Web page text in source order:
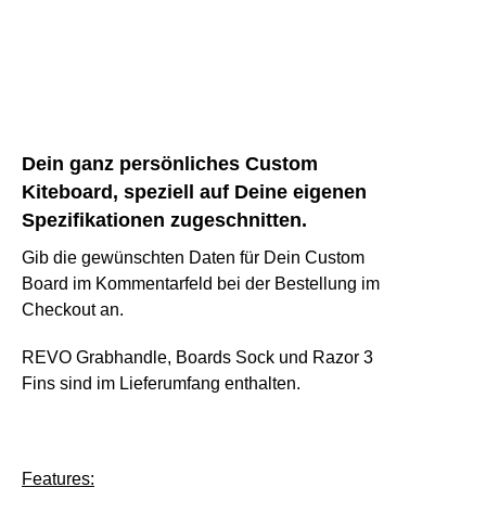
Dein ganz persönliches Custom
Kiteboard, speziell auf Deine eigenen
Spezifikationen zugeschnitten.
Gib die gewünschten Daten für Dein Custom
Board im Kommentarfeld bei der Bestellung im
Checkout an.
REVO Grabhandle, Boards Sock und Razor 3
Fins sind im Lieferumfang enthalten.
Features: